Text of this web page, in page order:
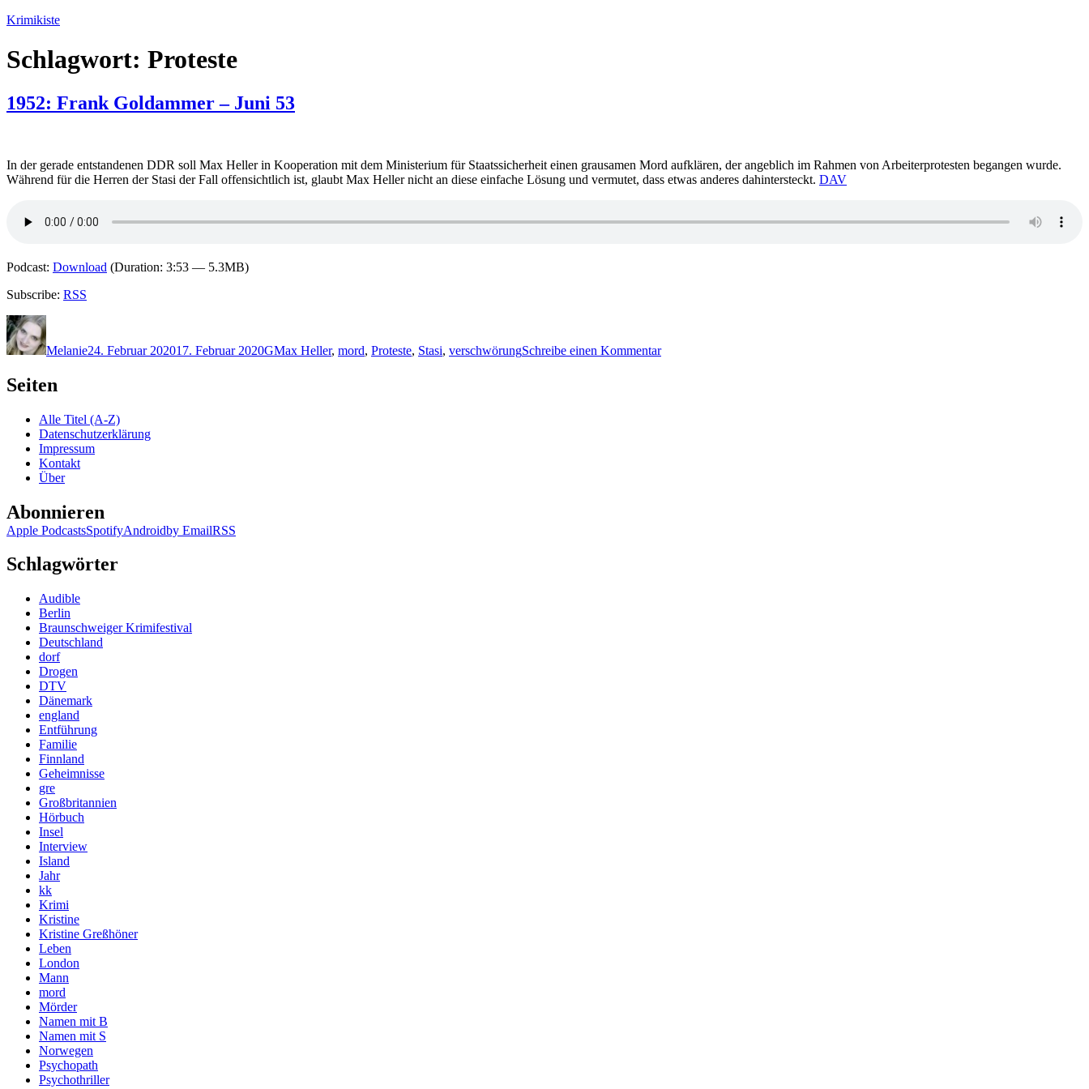
Zum
springen
Krimikiste
Schlagwort: Proteste
1952: Frank Goldammer – Juni 53
In der gerade entstandenen DDR soll Max Heller in Kooperation mit dem Ministerium für Staatssicherheit einen grausamen Mord aufklären, der angeblich im Rahmen von Arbeiterprotesten begangen wurde.
Während für die Herren der Stasi der Fall offensichtlich ist, glaubt Max Heller nicht an diese einfache Lösung und vermutet, dass etwas anderes dahintersteckt. DAV
Podcast: Download (Duration: 3:53 — 5.3MB)
Subscribe: RSS
Autor
Melanie24. Februar 202017. Februar 2020GMax Heller, mord, Proteste, Stasi, verschwörungSchreibe einen KommentarFrank
Seiten
Alle Titel (A-Z)
Datenschutzerklärung
Impressum
Kontakt
Über
Abonnieren
Apple PodcastsSpotifyAndroidby EmailRSS
Schlagwörter
Audible
Berlin
Braunschweiger Krimifestival
Deutschland
dorf
Drogen
DTV
Dänemark
england
Entführung
Familie
Finnland
Geheimnisse
gre
Großbritannien
Hörbuch
Insel
Interview
Island
Jahr
kk
Krimi
Kristine
Kristine Greßhöner
Leben
London
Mann
mord
Mörder
Namen mit B
Namen mit S
Norwegen
Psychopath
Psychothriller